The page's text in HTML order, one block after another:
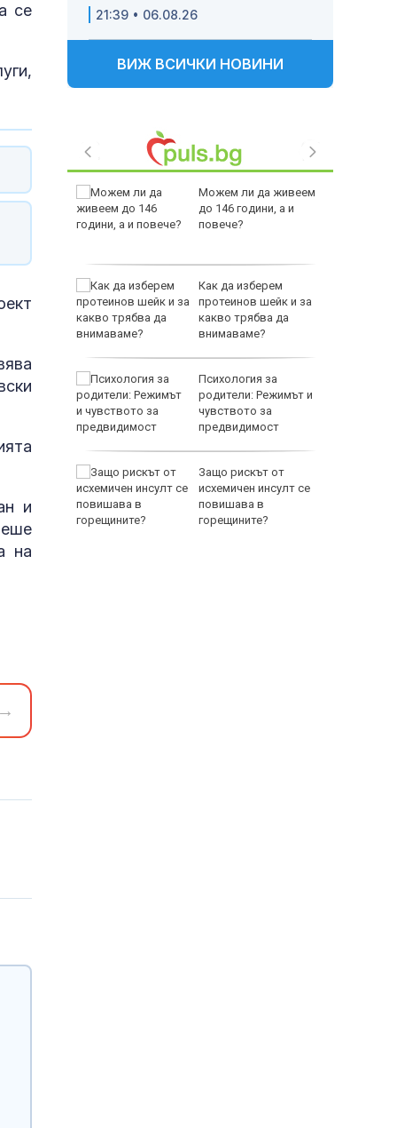
се
и
на
21:39 • 06.08.26
ВИЖ ВСИЧКИ НОВИНИ
се
Можем ли да живеем
до 146 години, а и
повече?
Как да изберем
протеинов шейк и за
какво трябва да
внимаваме?
Психология за
родители: Режимът и
чувството за
предвидимост
Защо рискът от
исхемичен инсулт се
повишава в
горещините?